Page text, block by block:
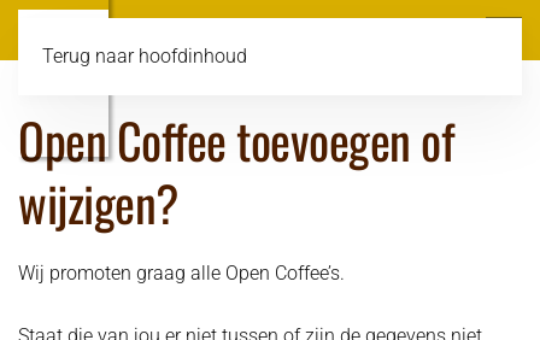
Terug naar hoofdinhoud
Open Coffee toevoegen of
wijzigen?
Wij promoten graag alle Open Coffee’s.